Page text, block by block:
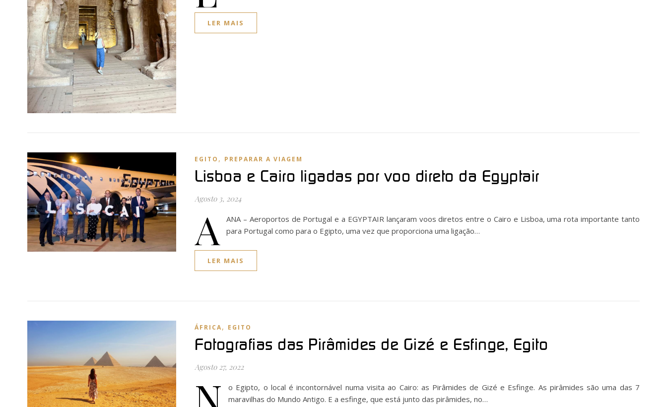
LER MAIS
EGITO , PREPARAR A VIAGEM
Lisboa e Cairo ligadas por voo direto da Egyptair
Agosto 3, 2024
A
ANA – Aeroportos de Portugal e a EGYPTAIR lançaram voos diretos entre o Cairo e Lisboa, uma rota importante tanto
para Portugal como para o Egipto, uma vez que proporciona uma ligação…
LER MAIS
ÁFRICA, EGITO
Fotografias das Pirâmides de Gizé e Esfinge, Egito
Agosto 27, 2022
o Egipto, o local é incontornável numa visita ao Cairo: as Pirâmides de Gizé e Esfinge. As pirâmides são uma das 7
maravilhas do Mundo Antigo. E a esfinge, que está junto das pirâmides, no…